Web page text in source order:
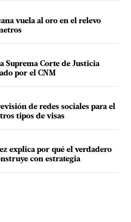
vuela al oro en el relevo
Suprema Corte de Justicia
por el CNM
de redes sociales para el
tipos de visas
explica por qué el verdadero
con estrategia